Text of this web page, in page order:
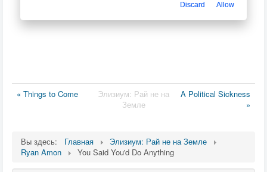
« Things to Come
Элизиум: Рай не на
Земле
A Political Sickness
»
Вы здесь: Главная
Элизиум: Рай не на Земле
Ryan Amon
You Said You'd Do Anything
Discard Allow